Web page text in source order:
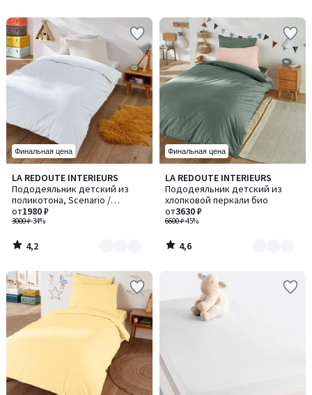
Финальная цена
LA REDOUTE INTERIEURS
Пододеяльник детский из
поликотона, Scenario /
Сценарио
3000 ₽-34%
от1980 ₽
4,2
/ 5
Количество
цветов:
5
4,2
/
Финальная цена
LA REDOUTE INTERIEURS
Пододеяльник детский из
хлопковой перкали био
6600 ₽-45%
от3630 ₽
4,6
/ 5
Количество
цветов:
6
4,6
/